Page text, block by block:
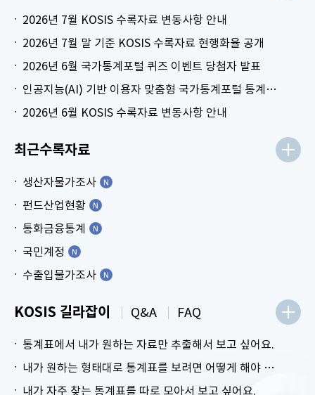
2026년 7월 KOSIS 수록자료 변동사항 안내
2026년 7월 말 기준 KOSIS 수록자료 현행화율 공개
2026년 6월 국가통계포털 퀴즈 이벤트 당첨자 발표
인공지능(AI) 기반 이용자 맞춤형 국가통계포털 통계표 생성 시범 서비스 안내
2026년 6월 KOSIS 수록자료 변동사항 안내
최근수록자료
생산자물가조사
펀드산업현황
통화금융통계
국민계정
수출입물가조사
KOSIS 길라잡이
통계표에서 내가 원하는 자료만 추출해서 보고 싶어요.
내가 원하는 형태대로 통계표를 보려면 어떻게 해야 하나요?
내가 자주 찾는 통계표를 따로 모아서 보고 싶어요.
Q&A FAQ